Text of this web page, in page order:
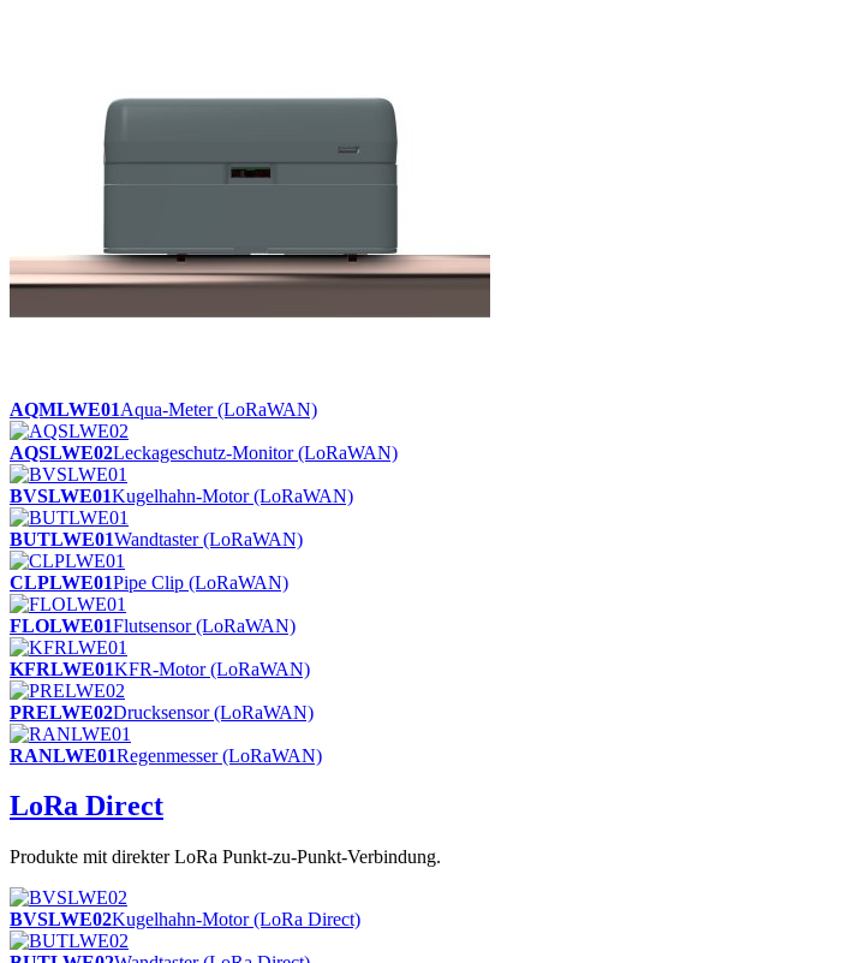
AQMLWE01Aqua-Meter (LoRaWAN)
AQSLWE02Leckageschutz-Monitor (LoRaWAN)
BVSLWE01Kugelhahn-Motor (LoRaWAN)
BUTLWE01Wandtaster (LoRaWAN)
CLPLWE01Pipe Clip (LoRaWAN)
FLOLWE01Flutsensor (LoRaWAN)
KFRLWE01KFR-Motor (LoRaWAN)
PRELWE02Drucksensor (LoRaWAN)
RANLWE01Regenmesser (LoRaWAN)
LoRa Direct
Produkte mit direkter LoRa Punkt-zu-Punkt-Verbindung.
BVSLWE02Kugelhahn-Motor (LoRa Direct)